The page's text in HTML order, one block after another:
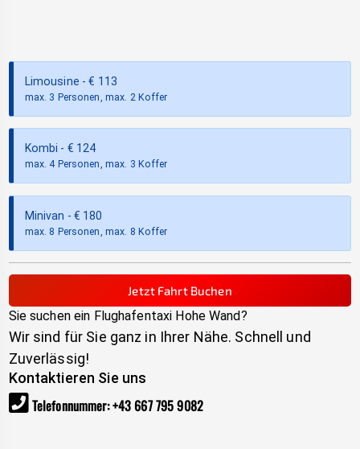
Limousine - € 113
max. 3 Personen, max. 2 Koffer
Kombi - € 124
max. 4 Personen, max. 3 Koffer
Minivan - € 180
max. 8 Personen, max. 8 Koffer
Jetzt Fahrt Buchen
Sie suchen ein Flughafentaxi Hohe Wand?
Wir sind für Sie ganz in Ihrer Nähe. Schnell und
Zuverlässig!
Kontaktieren Sie uns
Telefonnummer:+43 667 795 9082